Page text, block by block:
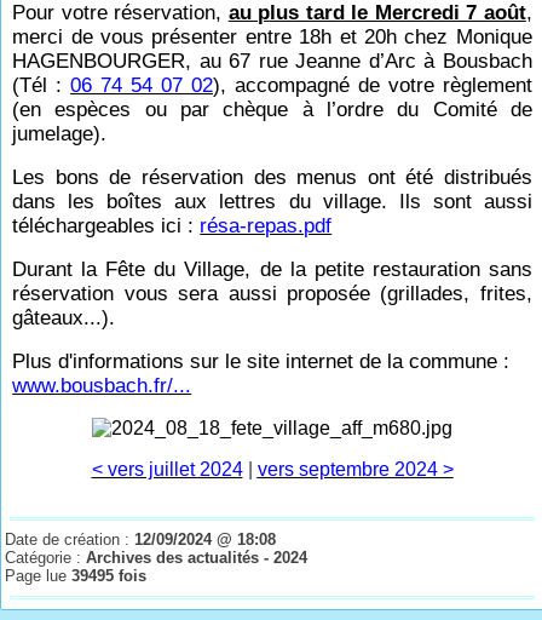
Pour votre réservation, au plus tard le Mercredi 7 août,
merci de vous présenter entre 18h et 20h chez Monique
HAGENBOURGER, au 67 rue Jeanne d’Arc à Bousbach
(Tél :06 74 54 07 02), accompagné de votre règlement
(en espèces ou par chèque à l’ordre du Comité de
jumelage).
Les bons de réservation des menus ont été distribués
dans les boîtes aux lettres du village. Ils sont aussi
téléchargeables ici : résa-repas.pdf
Durant la Fête du Village, de la petite restauration sans
réservation vous sera aussi proposée (grillades, frites,
gâteaux...).
Plus d'informations sur le site internet de la commune :
www.bousbach.fr/...
< vers juillet 2024| vers septembre 2024 >
Date de création :12/09/2024 @ 18:08
Catégorie :Archives des actualités - 2024
Page lue39495 fois